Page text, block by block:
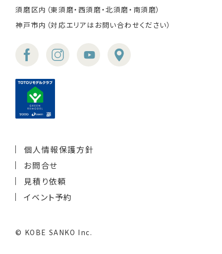
須磨区内（東須磨・西須磨・北須磨・南須磨）
神戸市内（対応エリアはお問い合わせください）
個人情報保護方針
お問合せ
見積り依頼
イベント予約
© KOBE SANKO Inc.